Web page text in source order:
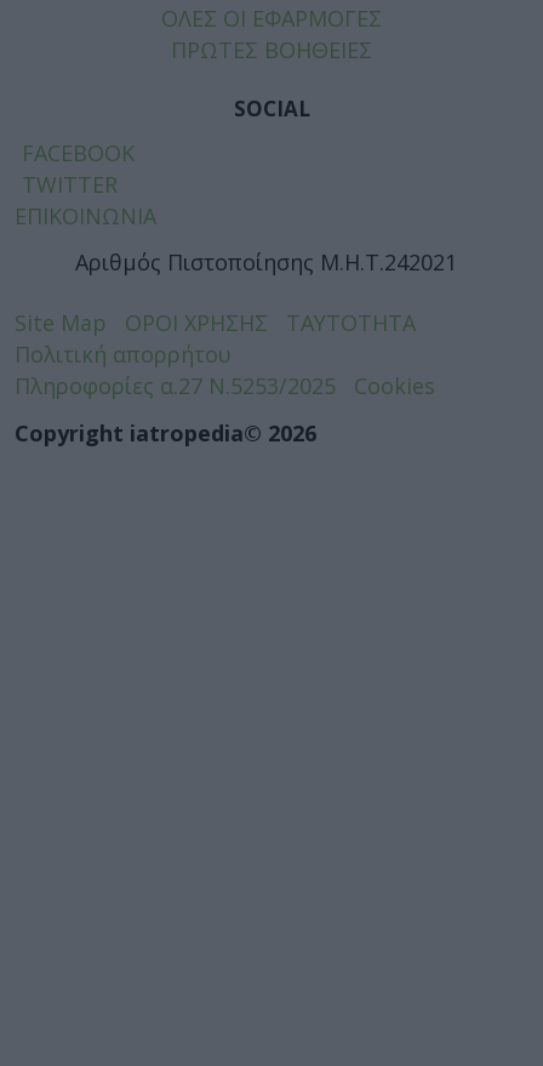
ΟΛΕΣ ΟΙ ΕΦΑΡΜΟΓΕΣ
ΠΡΩΤΕΣ ΒΟΗΘΕΙΕΣ
SOCIAL
FACEBOOK
TWITTER
ΕΠΙΚΟΙΝΩΝΙΑ
Αριθμός Πιστοποίησης Μ.Η.Τ.242021
Site Map ΟΡΟΙ ΧΡΗΣΗΣ
ΤΑΥΤΟΤΗΤΑ
Πολιτική απορρήτου
Πληροφορίες α.27 Ν.5253/2025
Cookies
Copyright iatropedia© 2026